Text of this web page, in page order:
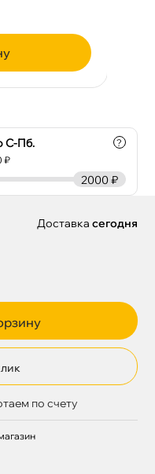
С-Пб.
₽
?
2000 ₽
Доставка сегодня
по счету